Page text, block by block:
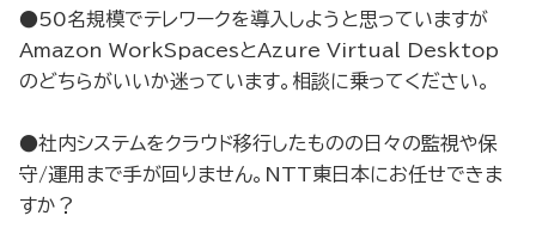
●50名規模でテレワークを導入しようと思っていますが
Amazon WorkSpacesとAzure Virtual Desktop
のどちらがいいか迷っています。相談に乗ってください。
●社内システムをクラウド移行したものの日々の監視や保
守/運用まで手が回りません。NTT東日本にお任せできま
すか？